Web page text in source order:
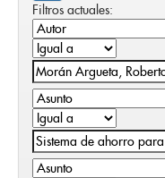
Filtros actuales: